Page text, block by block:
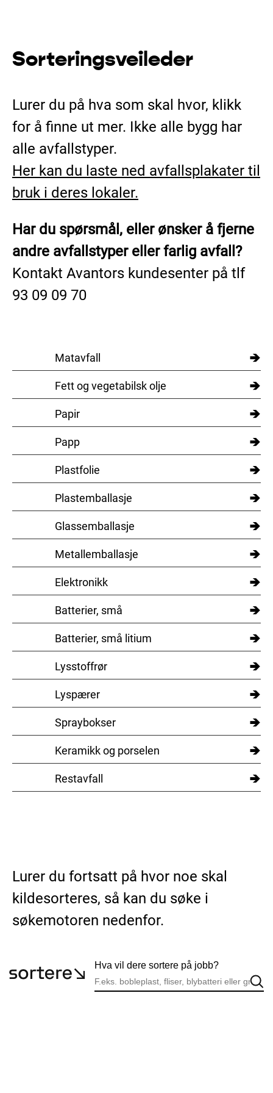
Sorterings­­veileder
Lurer du på hva som skal hvor, klikk
for å finne ut mer. Ikke alle bygg har
alle avfallstyper.
Her kan du laste ned avfallsplakater til
bruk i deres lokaler.
Har du spørsmål, eller ønsker å fjerne
andre avfallstyper eller farlig avfall?
Kontakt Avantors kundesenter på tlf
93 09 09 70
Matavfall →
Fett og vegetabilsk olje →
Papir →
Papp →
Plastfolie →
Plastemballasje →
Glassemballasje →
Metallemballasje →
Elektronikk →
Batterier, små →
Batterier, små litium →
Lysstoffrør →
Lyspærer →
Spraybokser →
Keramikk og porselen →
Restavfall →
Lurer du fortsatt på hvor noe skal
kildesorteres, så kan du søke i
søkemotoren nedenfor.
Hva vil dere sortere på jobb?